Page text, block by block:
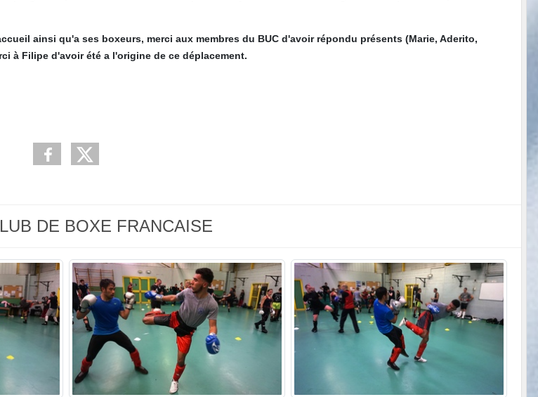
ainsi qu'a ses boxeurs, merci aux membres du BUC d'avoir répondu présents (Marie, Aderito,
à Filipe d'avoir été a l'origine de ce déplacement.
DE BOXE FRANCAISE